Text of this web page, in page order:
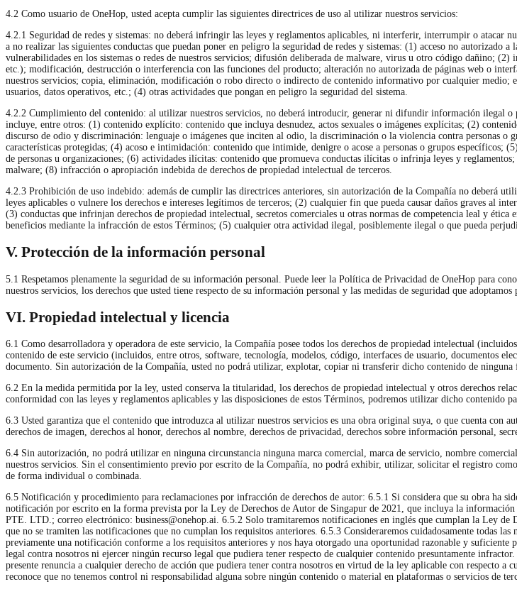
4.2 Como usuario de OneHop, usted acepta cumplir las siguientes directrices de uso al utilizar nuestros servicios:
4.2.1 Seguridad de redes y sistemas: no deberá infringir las leyes y reglamentos aplicables, ni interferir, interrumpir o atacar
a no realizar las siguientes conductas que puedan poner en peligro la seguridad de redes y sistemas: (1) acceso no autorizado
vulnerabilidades en los sistemas o redes de nuestros servicios; difusión deliberada de malware, virus u otro código dañino;
etc.); modificación, destrucción o interferencia con las funciones del producto; alteración no autorizada de páginas web o
nuestros servicios; copia, eliminación, modificación o robo directo o indirecto de contenido informativo por cualquier medio;
usuarios, datos operativos, etc.; (4) otras actividades que pongan en peligro la seguridad del sistema.
4.2.2 Cumplimiento del contenido: al utilizar nuestros servicios, no deberá introducir, generar ni difundir información ilegal
incluye, entre otros: (1) contenido explícito: contenido que incluya desnudez, actos sexuales o imágenes explícitas; (2)
discurso de odio y discriminación: lenguaje o imágenes que inciten al odio, la discriminación o la violencia contra personas
características protegidas; (4) acoso e intimidación: contenido que intimide, denigre o acose a personas o grupos
de personas u organizaciones; (6) actividades ilícitas: contenido que promueva conductas ilícitas o infrinja leyes y
malware; (8) infracción o apropiación indebida de derechos de propiedad intelectual de terceros.
4.2.3 Prohibición de uso indebido: además de cumplir las directrices anteriores, sin autorización de la Compañía no deberá
leyes aplicables o vulnere los derechos e intereses legítimos de terceros; (2) cualquier fin que pueda causar daños graves al
(3) conductas que infrinjan derechos de propiedad intelectual, secretos comerciales u otras normas de competencia leal y
beneficios mediante la infracción de estos Términos; (5) cualquier otra actividad ilegal, posiblemente ilegal o que pueda
V. Protección de la información personal
5.1 Respetamos plenamente la seguridad de su información personal. Puede leer la Política de Privacidad de OneHop para
nuestros servicios, los derechos que usted tiene respecto de su información personal y las medidas de seguridad que adoptamos
VI. Propiedad intelectual y licencia
6.1 Como desarrolladora y operadora de este servicio, la Compañía posee todos los derechos de propiedad intelectual
contenido de este servicio (incluidos, entre otros, software, tecnología, modelos, código, interfaces de usuario, documentos
documento. Sin autorización de la Compañía, usted no podrá utilizar, explotar, copiar ni transferir dicho contenido de ninguna
6.2 En la medida permitida por la ley, usted conserva la titularidad, los derechos de propiedad intelectual y otros derechos
conformidad con las leyes y reglamentos aplicables y las disposiciones de estos Términos, podremos utilizar dicho contenido
6.3 Usted garantiza que el contenido que introduzca al utilizar nuestros servicios es una obra original suya, o que cuenta
derechos de imagen, derechos al honor, derechos al nombre, derechos de privacidad, derechos sobre información personal,
6.4 Sin autorización, no podrá utilizar en ninguna circunstancia ninguna marca comercial, marca de servicio, nombre
nuestros servicios. Sin el consentimiento previo por escrito de la Compañía, no podrá exhibir, utilizar, solicitar el registro
de forma individual o combinada.
6.5 Notificación y procedimiento para reclamaciones por infracción de derechos de autor: 6.5.1 Si considera que su obra ha
notificación por escrito en la forma prevista por la Ley de Derechos de Autor de Singapur de 2021, que incluya la
PTE. LTD.; correo electrónico: business@onehop.ai. 6.5.2 Solo tramitaremos notificaciones en inglés que cumplan la Ley de
que no se tramiten las notificaciones que no cumplan los requisitos anteriores. 6.5.3 Consideraremos cuidadosamente todas
previamente una notificación conforme a los requisitos anteriores y nos haya otorgado una oportunidad razonable y
legal contra nosotros ni ejercer ningún recurso legal que pudiera tener respecto de cualquier contenido presuntamente
presente renuncia a cualquier derecho de acción que pudiera tener contra nosotros en virtud de la ley aplicable con respecto
reconoce que no tenemos control ni responsabilidad alguna sobre ningún contenido o material en plataformas o servicios de